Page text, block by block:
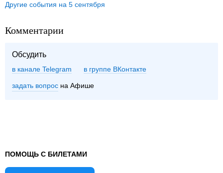
Другие события на 5 сентября
Комментарии
Обсудить
в канале Telegram группе ВКонтакте
задать вопрос на Афише
ПОМОЩЬ С БИЛЕТАМИ